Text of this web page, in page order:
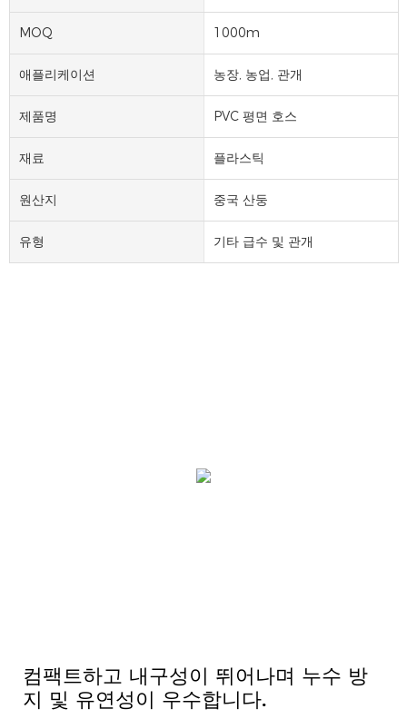
MOQ 1000m
애플리케이션 농장, 농업, 관개
제품명 PVC 평면 호스
재료 플라스틱
원산지 중국 산둥
유형 기타 급수 및 관개
컴팩트하고 내구성이 뛰어나며 누수 방
지 및 유연성이 우수합니다.